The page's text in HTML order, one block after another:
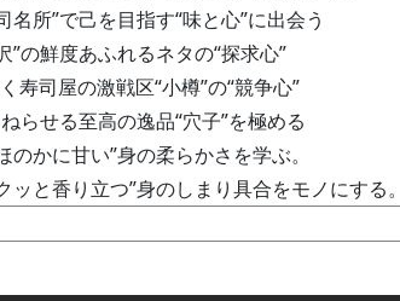
所”で己を目指す“味と心”に出会う
”の鮮度あふれるネタの“探求心”
寿司屋の激戦区“小樽”の“競争心”
らせる至高の逸品“穴子”を極める
のかに甘い”身の柔らかさを学ぶ。
ッと香り立つ”身のしまり具合をモノにする。